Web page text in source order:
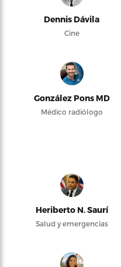
Dennis Dávila
Cine
González Pons MD
Médico radiólogo
Heriberto N. Saurí
Salud y emergencias